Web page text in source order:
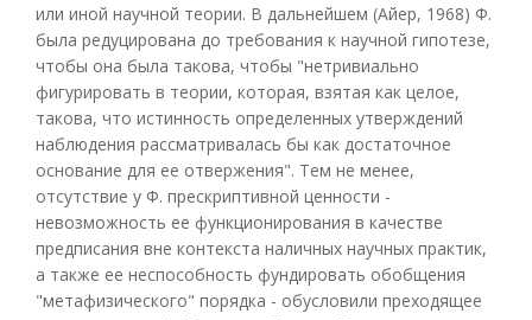
или иной научной теории. В дальнейшем (Айер, 1968) Ф.
была редуцирована до требования к научной гипотезе,
чтобы она была такова, чтобы "нетривиально
фигурировать в теории, которая, взятая как целое,
такова, что истинность определенных утверждений
наблюдения рассматривалась бы как достаточное
основание для ее отвержения". Тем не менее,
отсутствие у Ф. прескриптивной ценности -
невозможность ее функционирования в качестве
предписания вне контекста наличных научных практик,
а также ее неспособность фундировать обобщения
"метафизического" порядка - обусловили преходящее